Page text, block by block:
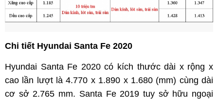
Chi tiết Hyundai Santa Fe 2020
Hyundai Santa Fe 2020 có kích thước dài x rộng x
cao lần lượt là 4.770 x 1.890 x 1.680 (mm) cùng dài
cơ sở 2.765 mm. Santa Fe 2019 tuy sở hữu ngoại